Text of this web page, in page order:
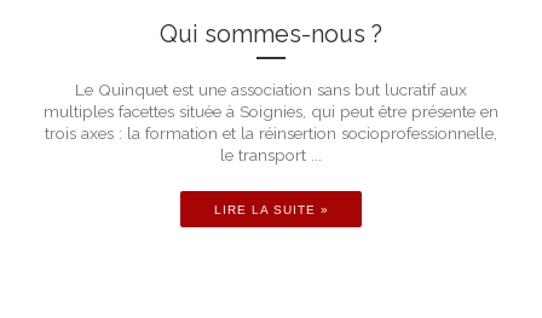
Qui sommes-nous ?
Le Quinquet est une association sans but lucratif aux
multiples facettes située à Soignies, qui peut être présente en
trois axes : la formation et la réinsertion socioprofessionnelle,
le transport ...
LIRE LA SUITE »